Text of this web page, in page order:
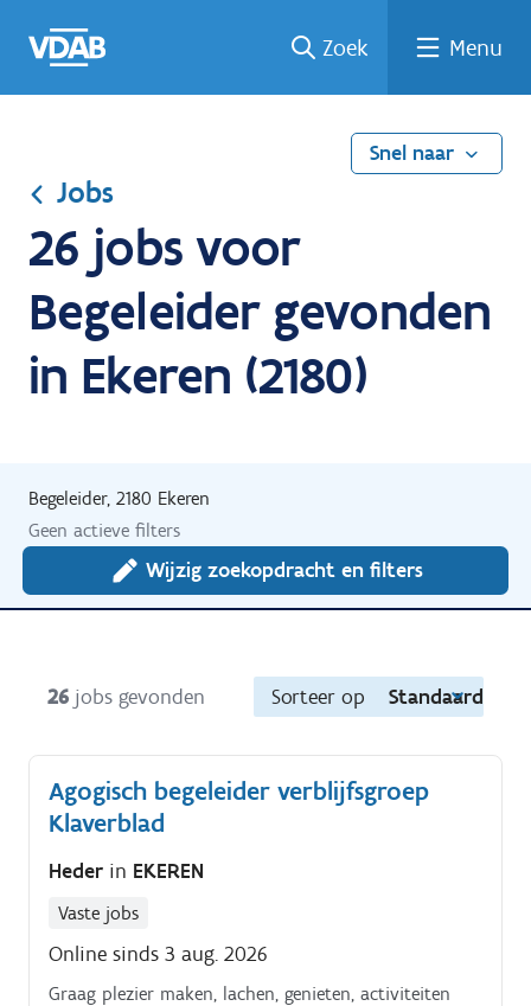
naar
een
een
job
naar
Zoek Menu
Snel naar
Jobs
26 jobs voor
Begeleider gevonden
in Ekeren (2180)
Begeleider, 2180 Ekeren
Geen actieve filters
Wijzig zoekopdracht en filters
26 jobs gevonden Sorteer op Standaard
Agogisch begeleider verblijfsgroep
Klaverblad
Heder in EKEREN
Vaste jobs
Online sinds 3 aug. 2026
Graag plezier maken, lachen, genieten, activiteiten